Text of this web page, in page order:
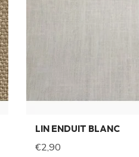
LIN ENDUIT BLANC
€2,90